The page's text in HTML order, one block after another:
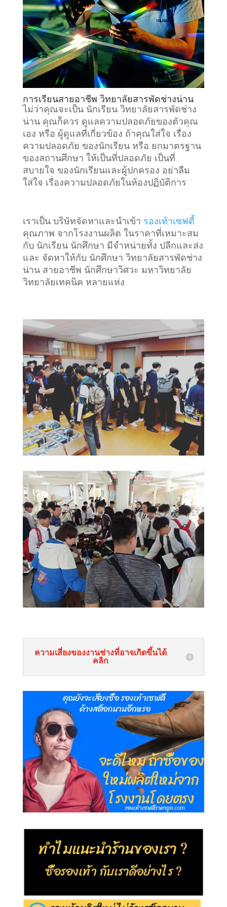
การเรียนสายอาชีพ วิทยาลัยสารพัดช่างน่าน
ไม่ว่าคุณจะเป็น นักเรียน วิทยาลัยสารพัดช่าง
น่าน คุณก็ควร ดูแลความปลอดภัยของตัวคุณ
เอง หรือ ผู้ดูแลที่เกี่ยวข้อง ถ้าคุณใส่ใจ เรื่อง
ความปลอดภัย ของนักเรียน หรือ ยกมาตรฐาน
ของสถานศึกษา ให้เป็นที่ปลอดภัย เป็นที่
สบายใจ ของนักเรียนและผู้ปกครอง อย่าลืม
ใส่ใจ เรื่องความปลอดภัยในห้องปฏิบัติการ
เราเป็น บริษัทจัดหาและนำเข้า รองเท้าเซฟตี้
คุณภาพ จากโรงงานผลิต ในราคาที่เหมาะสม
กับ นักเรียน นักศึกษา มีจำหน่ายทั้ง ปลีกและส่ง
และ จัดหาให้กับ นักศึกษา วิทยาลัยสารพัดช่าง
น่าน สายอาชีพ นักศึกษาวิศวะ มหาวิทยาลัย
วิทยาลัยเทคนิค หลายแห่ง
ความเสี่ยงของงานช่างที่อาจเกิดขึ้นได้
คลิก